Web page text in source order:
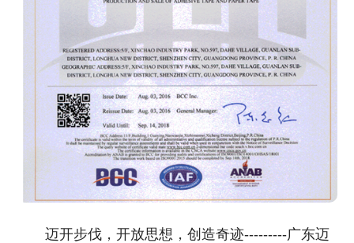
迈开步伐，开放思想，创造奇迹---------广东迈